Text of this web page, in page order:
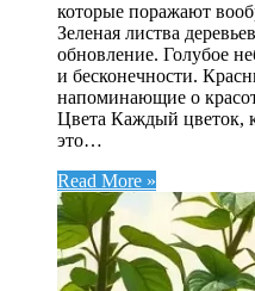
которые поражают
Зеленая листва
обновление. Голубое
и бесконечности.
напоминающие о
Цвета Каждый цветок,
это…
Read More »